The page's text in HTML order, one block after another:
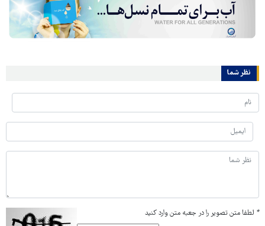
نظر شما
* لطفا متن تصویر را در جعبه متن وارد کنید